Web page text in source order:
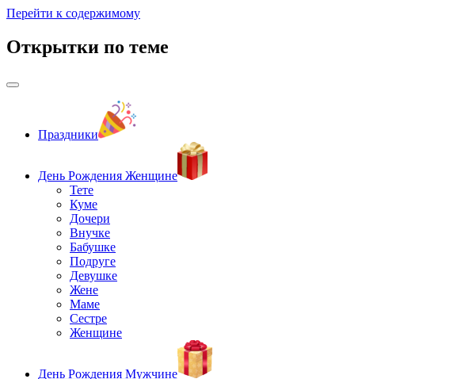
Перейти к содержимому
Открытки по теме
Праздники
День Рождения Женщине
Тете
Куме
Дочери
Внучке
Бабушке
Подруге
Девушке
Жене
Маме
Сестре
Женщине
День Рождения Мужчине